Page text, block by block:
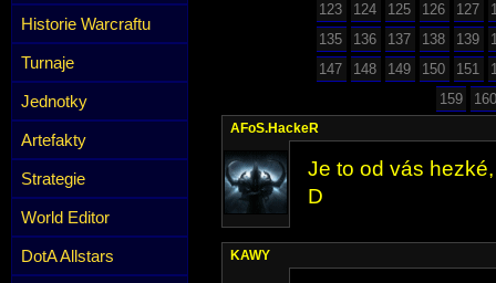
Historie Warcraftu
Turnaje
Jednotky
Artefakty
Strategie
World Editor
DotA Allstars
123
124 125 126 127
135
136 137 138 139
147
148 149 150 151
159
160
AFoS.HackeR
Je to od vás
D
KAWY